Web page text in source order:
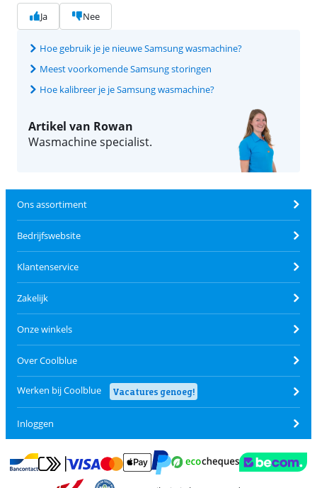
Ja Nee
Hoe gebruik je je nieuwe Samsung wasmachine?
Meest voorkomende Samsung storingen
Hoe kalibreer je je Samsung wasmachine?
Artikel van Rowan
Wasmachine specialist.
Ons assortiment
Bedrijfswebsite
Klantenservice
Zakelijk
Onze winkels
Over Coolblue
Werken bij Coolblue Vacatures genoeg!
Inloggen
Betalen met Bancontact
Betalen met MasterCard en Visa via ClickToPay
Betalen met PayPal